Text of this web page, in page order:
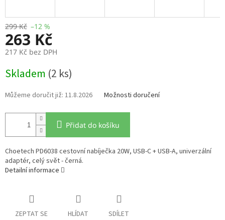
299 Kč –12 %
263 Kč
217 Kč bez DPH
cena:
Skladem (2 ks)
11.8.2026 Možnosti doručení
Přidat do košíku
Choetech PD6038 cestovní nabíječka 20W, USB-C + USB-A, univerzální
adaptér, celý svět - černá.
Detailní informace
ZEPTAT SE HLÍDAT SDÍLET